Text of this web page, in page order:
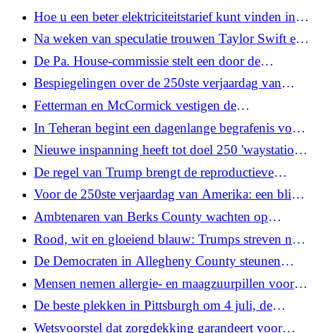
casinostadje Primm, Nevada, te redden
Hoe u een beter elektriciteitstarief kunt vinden in
Pennsylvania
Na weken van speculatie trouwen Taylor Swift en
Travis Kelce in New York
De Pa. House-commissie stelt een door de
Republikeinse Partij gesponsorde wet op de
verbeurdverklaring van civiele bezittingen voor
Bespiegelingen over de 250ste verjaardag van
Amerika
Fetterman en McCormick vestigen de
aanwezigheid van Pa op de Great American State
Fair nadat Shapiro weigert
In Teheran begint een dagenlange begrafenis voor
de gedode Opperste Leider Ayatollah Ali
Khamenei
Nieuwe inspanning heeft tot doel 250 'waystations'
in de Laurel Highlands te certificeren voor de
monarchvlinders van Pa.s
De regel van Trump brengt de reproductieve
gezondheidszorg voor 160.000 patiënten per jaar
in gevaar, zegt de rechtszaak
Voor de 250ste verjaardag van Amerika: een blik
op de bijdragen van Pittsburgh aan de geschiedenis
van het land
Ambtenaren van Berks County wachten op
antwoorden van Trump-beheerder over de
toekomst van ICE-magazijn
Rood, wit en gloeiend blauw: Trumps streven naar
nieuwe reactoren bereikt de eindstreep
De Democraten in Allegheny County steunen
Garfinkel als partijvoorzitter en bevestigen een
meer progressieve koers
Mensen nemen allergie- en maagzuurpillen voor
PMS. Zou het kunnen werken?
De beste plekken in Pittsburgh om 4 juli, de
250ste verjaardag van Amerika, mee te maken
Wetsvoorstel dat zorgdekking garandeert voor